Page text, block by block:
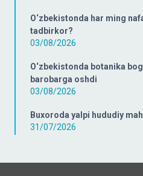
O‘zbekistonda har ming
tadbirkor?
03/08/2026
O‘zbekistonda botanika
barobarga oshdi
03/08/2026
Buxoroda yalpi hududiy
31/07/2026